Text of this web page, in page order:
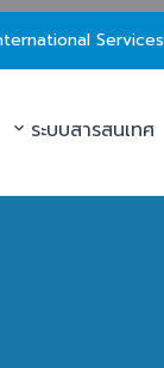
Services
ระบบสารสนเทศ